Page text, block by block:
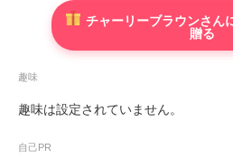
チャーリーブラウンさん
贈る
趣味
趣味は設定されていません。
自己PR